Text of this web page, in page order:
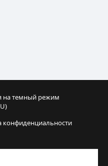
на темный режим
конфиденциальности